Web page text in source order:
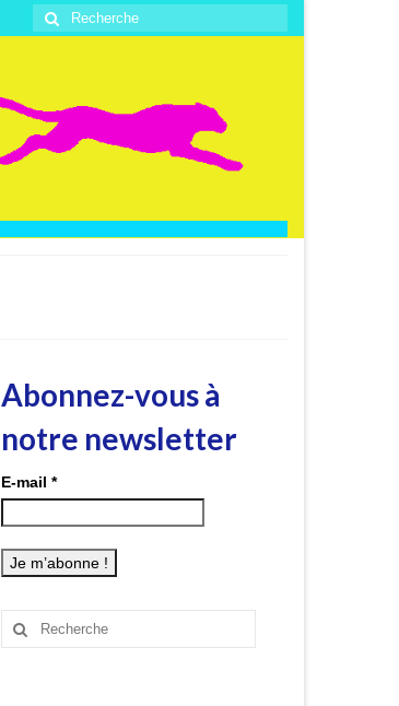
Rechercher
:
Abonnez-vous à
notre newsletter
E-mail *
Rechercher